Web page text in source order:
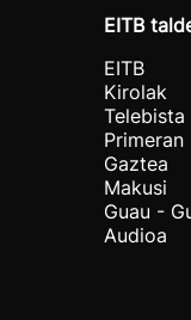
EITB
EITB
Kirolak
Telebista
Primeran
Gaztea
Makusi
Guau -
Audioa